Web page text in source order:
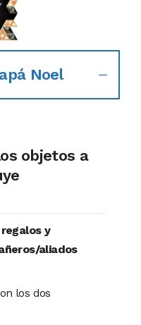
Noel
objetos a
y
aliados
los dos